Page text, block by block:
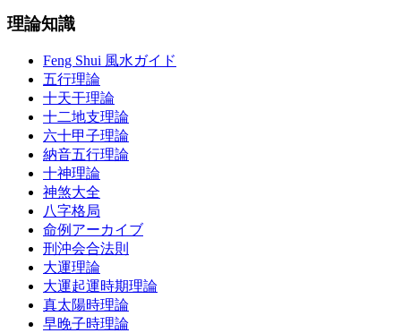
理論知識
Feng Shui 風水ガイド
五行理論
十天干理論
十二地支理論
六十甲子理論
納音五行理論
十神理論
神煞大全
八字格局
命例アーカイブ
刑沖会合法則
大運理論
大運起運時期理論
真太陽時理論
早晚子時理論